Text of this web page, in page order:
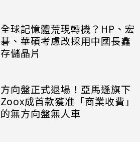
全球記憶體荒現轉機？HP、宏
碁、華碩考慮改採用中國長鑫
存儲晶片
方向盤正式退場！亞馬遜旗下
Zoox成首款獲准「商業收費」
的無方向盤無人車